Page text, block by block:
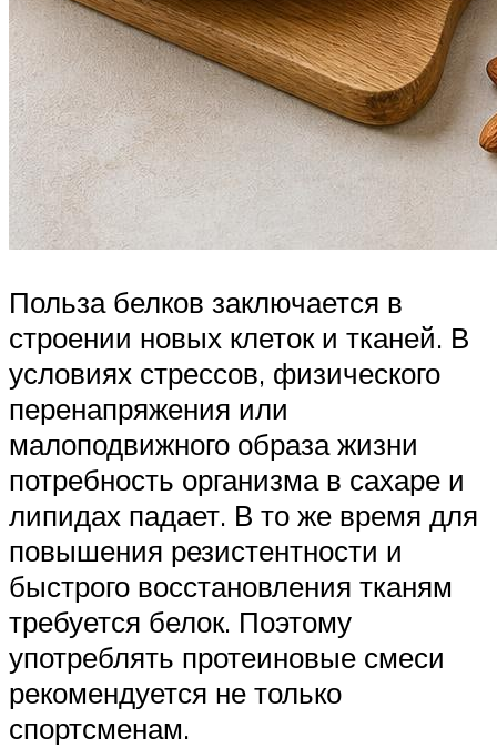
Польза белков заключается в
строении новых клеток и тканей. В
условиях стрессов, физического
перенапряжения или
малоподвижного образа жизни
потребность организма в сахаре и
липидах падает. В то же время для
повышения резистентности и
быстрого восстановления тканям
требуется белок. Поэтому
употреблять протеиновые смеси
рекомендуется не только
спортсменам.